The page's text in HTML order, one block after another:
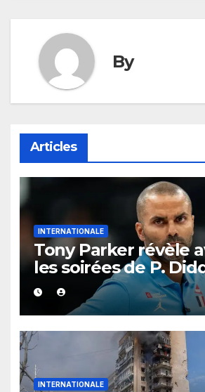
By
Articles
INTERNATIONALE
Tony Parker révèle
les soirées de P.
protéger Eva
INTERNATIONALE